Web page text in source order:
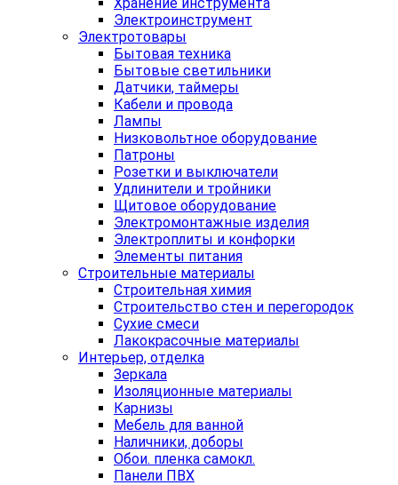
Электроинструмент
Электротовары
Бытовая техника
Бытовые светильники
Датчики, таймеры
Кабели и провода
Лампы
Низковольтное оборудование
Патроны
Розетки и выключатели
Удлинители и тройники
Щитовое оборудование
Электромонтажные изделия
Электроплиты и конфорки
Элементы питания
Строительные материалы
Строительная химия
Строительство стен и перегородок
Сухие смеси
Лакокрасочные материалы
Интерьер, отделка
Зеркала
Изоляционные материалы
Карнизы
Мебель для ванной
Наличники, доборы
Обои. пленка самокл.
Панели ПВХ